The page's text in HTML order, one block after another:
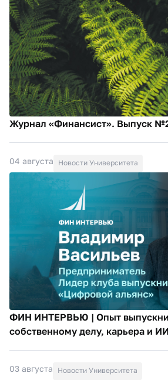
Журнал «Финансист». Выпуск
04 августа Новости Университета
ФИН ИНТЕРВЬЮ | Опыт
собственному делу, карьера и ИИ
03 августа Новости Университета